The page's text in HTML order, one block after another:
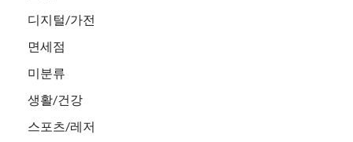
디지털/가전
면세점
미분류
생활/건강
스포츠/레저